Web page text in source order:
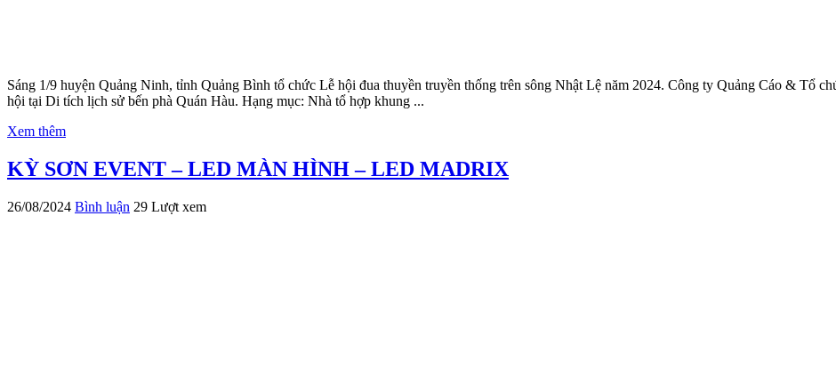
Sáng 1/9 huyện Quảng Ninh, tỉnh Quảng Bình tổ chức Lễ hội đua thuyền truyền thống trên sông Nhật Lệ năm 2024. Công ty Quảng Cáo & Tổ
hội tại Di tích lịch sử bến phà Quán Hàu. Hạng mục: Nhà tổ hợp khung ...
Xem thêm
KỲ SƠN EVENT – LED MÀN HÌNH – LED MADRIX
26/08/2024 Bình luận 29 Lượt xem